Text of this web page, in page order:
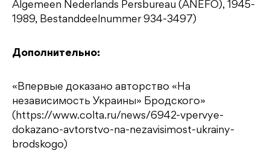
Algemeen Nederlands Persbureau (ANEFO), 1945-
1989, Bestanddeelnummer 934-3497)
Дополнительно:
«Впервые доказано авторство «На
независимость Украины» Бродского»
(https://www.colta.ru/news/6942-vpervye-
dokazano-avtorstvo-na-nezavisimost-ukrainy-
brodskogo)